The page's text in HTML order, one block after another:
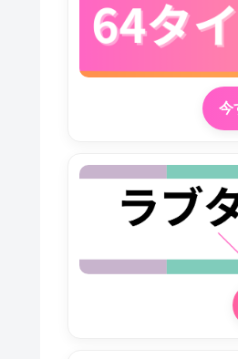
今